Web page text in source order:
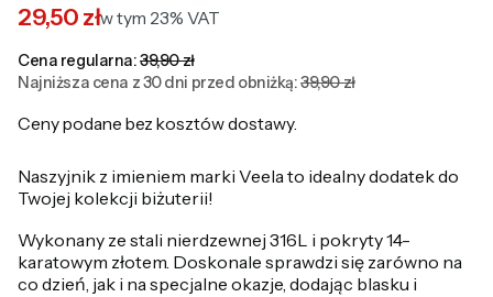
29,50 złw tym 23% VAT
w tym 23% VAT
Cena regularna:39,90 zł
Najniższa cena z 30 dni przed obniżką:39,90 zł
Ceny podane bez kosztów dostawy.
Naszyjnik z imieniem marki Veela to idealny dodatek do
Twojej kolekcji biżuterii!
Wykonany ze stali nierdzewnej 316L i pokryty 14-
karatowym złotem. Doskonale sprawdzi się zarówno na
co dzień, jak i na specjalne okazje, dodając blasku i